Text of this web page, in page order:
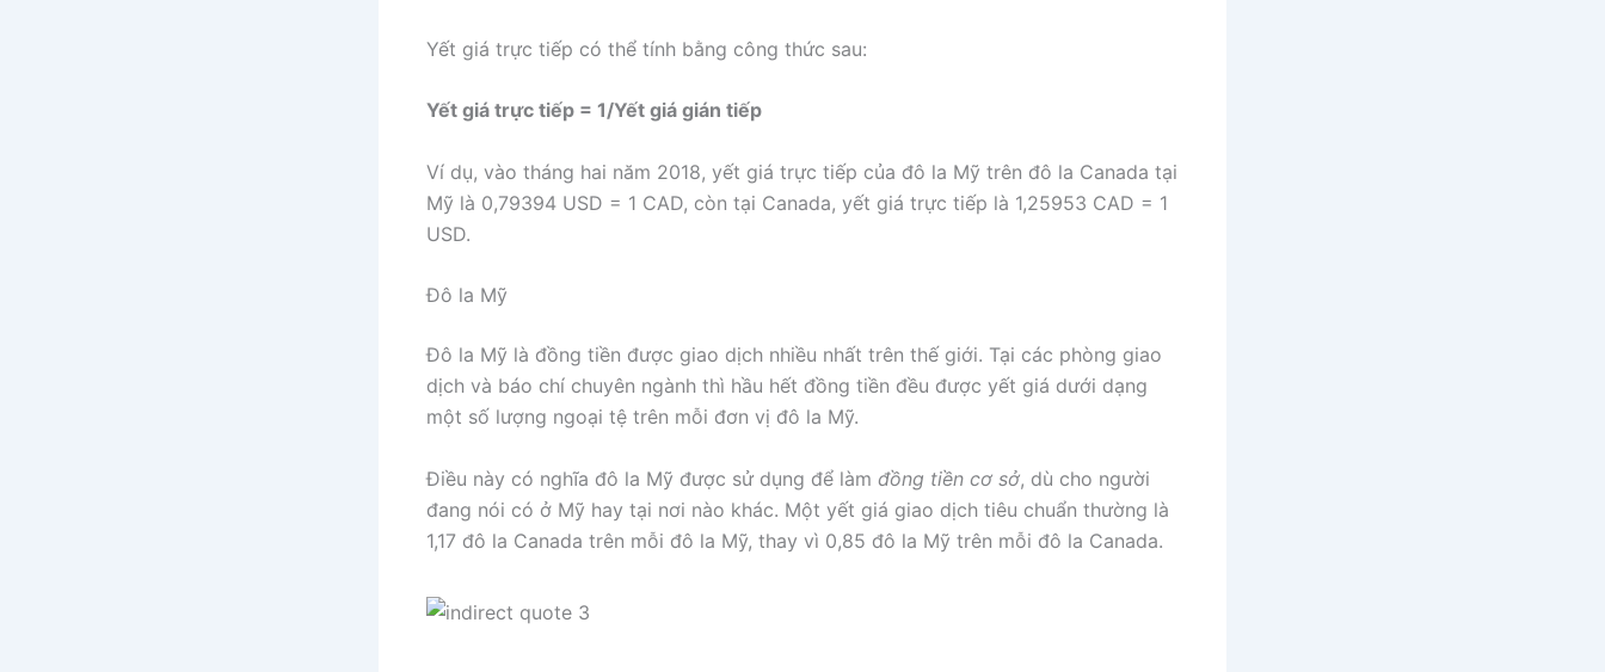
Yết giá trực tiếp có thể tính bằng công thức sau:
Yết giá trực tiếp = 1/Yết giá gián tiếp
Ví dụ, vào tháng hai năm 2018, yết giá trực tiếp của đô la Mỹ trên đô la Canada tại
Mỹ là 0,79394 USD = 1 CAD, còn tại Canada, yết giá trực tiếp là 1,25953 CAD = 1
USD.
Đô la Mỹ
Đô la Mỹ là đồng tiền được giao dịch nhiều nhất trên thế giới. Tại các phòng giao
dịch và báo chí chuyên ngành thì hầu hết đồng tiền đều được yết giá dưới dạng
một số lượng ngoại tệ trên mỗi đơn vị đô la Mỹ.
Điều này có nghĩa đô la Mỹ được sử dụng để làm đồng tiền cơ sở, dù cho người
đang nói có ở Mỹ hay tại nơi nào khác. Một yết giá giao dịch tiêu chuẩn thường là
1,17 đô la Canada trên mỗi đô la Mỹ, thay vì 0,85 đô la Mỹ trên mỗi đô la Canada.